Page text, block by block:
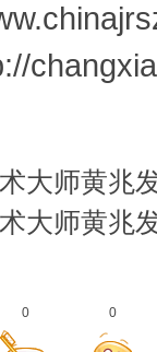
大师黄兆
大师黄兆
0 0